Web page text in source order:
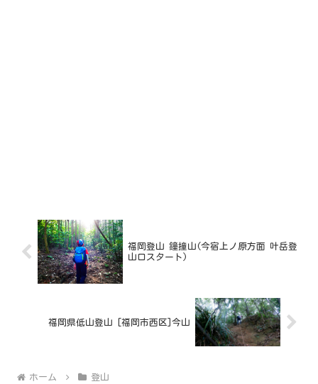
福岡登山 鐘撞山(今宿上ノ原方面 叶岳登
山口スタート)
福岡県低山登山 [福岡市西区]今山
ホーム 登山